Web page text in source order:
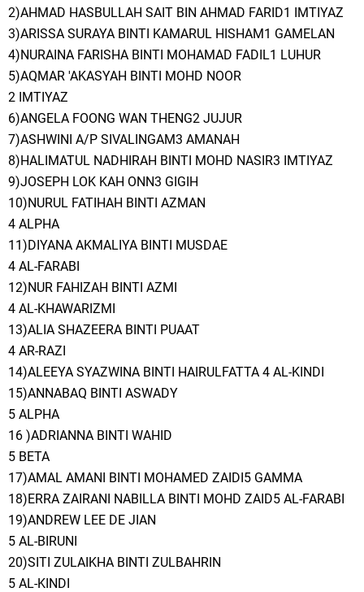
2)AHMAD HASBULLAH SAIT BIN AHMAD FARID1 IMTIYAZ
3)ARISSA SURAYA BINTI KAMARUL HISHAM1 GAMELAN
4)NURAINA FARISHA BINTI MOHAMAD FADIL1 LUHUR
5)AQMAR 'AKASYAH BINTI MOHD NOOR
2 IMTIYAZ
6)ANGELA FOONG WAN THENG2 JUJUR
7)ASHWINI A/P SIVALINGAM3 AMANAH
8)HALIMATUL NADHIRAH BINTI MOHD NASIR3 IMTIYAZ
9)JOSEPH LOK KAH ONN3 GIGIH
10)NURUL FATIHAH BINTI AZMAN
4 ALPHA
11)DIYANA AKMALIYA BINTI MUSDAE
4 AL-FARABI
12)NUR FAHIZAH BINTI AZMI
4 AL-KHAWARIZMI
13)ALIA SHAZEERA BINTI PUAAT
4 AR-RAZI
14)ALEEYA SYAZWINA BINTI HAIRULFATTA 4 AL-KINDI
15)ANNABAQ BINTI ASWADY
5 ALPHA
16 )ADRIANNA BINTI WAHID
5 BETA
17)AMAL AMANI BINTI MOHAMED ZAIDI5 GAMMA
18)ERRA ZAIRANI NABILLA BINTI MOHD ZAID5 AL-FARABI
19)ANDREW LEE DE JIAN
5 AL-BIRUNI
20)SITI ZULAIKHA BINTI ZULBAHRIN
5 AL-KINDI